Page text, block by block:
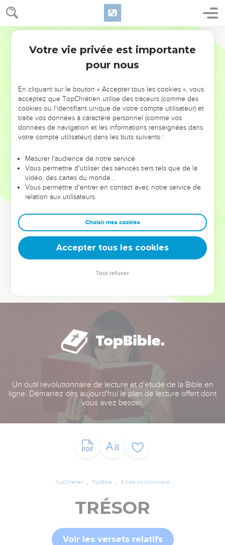
NE MANQUEZ PAS L’ÉVÉNEMENT
DE L’ANNÉE !
ET SI LEURS ERREURS POUVAIENT VOUS ÉVITER LES
VOTRES ?
leur foi ou leur vision. Mais on voit moins les doutes, les erreurs
et les saisons difficiles qu'ils ont traversés, alors même que ce
sont elles qui les ont façonnés.
Dans cette conférence, leaders, entrepreneurs, et responsables
clés pour avancer avec plus de sagesse afin que leurs erreurs
deviennent vos tremplins. Que vous guidiez un ministère, une
équipe, un groupe ou une famille, leur expérience est faite
Un outil révolutionnaire de lecture et d'étude de la Bible en
ligne. Démarrez dès aujourd'hui le plan de lecture offert dont
vous avez besoin.
TopChrétien TopBible Entrée de dictionnaire
TRÉSOR
Voir les versets relatifs
Votre vie privée est importante
pour nous
En cliquant sur le bouton « Accepter tous les cookies », vous
acceptez que TopChrétien utilise des traceurs (comme des
cookies ou l'identifiant unique de votre compte utilisateur) et
traite vos données à caractère personnel (comme vos
données de navigation et les informations renseignées dans
votre compte utilisateur) dans les buts suivants :
Mesurer l'audience de notre service
Vous permettre d'utiliser des services tiers tels que de la
vidéo, des cartes du monde…
Vous permettre d'entrer en contact avec notre service de
relation aux utilisateurs.
Choisir mes cookies
Accepter tous les cookies
Tout refuser